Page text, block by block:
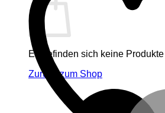
Es befinden sich keine Produkte
Zurück zum Shop